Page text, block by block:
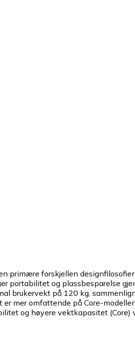
primære forskjellen
portabilitet og plassbesparelse
brukervekt på 120 kg,
mer omfattende på Core-
og høyere vektkapasitet